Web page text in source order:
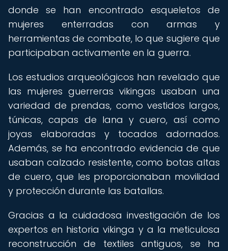
donde se han encontrado esqueletos de
mujeres enterradas con armas y
herramientas de combate, lo que sugiere que
participaban activamente en la guerra.
Los estudios arqueológicos han revelado que
las mujeres guerreras vikingas usaban una
variedad de prendas, como vestidos largos,
túnicas, capas de lana y cuero, así como
joyas elaboradas y tocados adornados.
Además, se ha encontrado evidencia de que
usaban calzado resistente, como botas altas
de cuero, que les proporcionaban movilidad
y protección durante las batallas.
Gracias a la cuidadosa investigación de los
expertos en historia vikinga y a la meticulosa
reconstrucción de textiles antiguos, se ha